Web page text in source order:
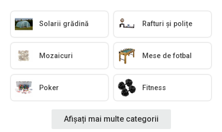
Solarii grădină Rafturi și polițe
Mozaicuri Mese de fotbal
Poker Fitness
Afișați mai multe categorii